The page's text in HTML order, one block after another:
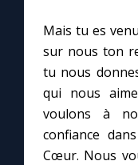
Mais tu es
sur nous ton
tu nous
qui nous
voulons à
confiance
Cœur. Nous